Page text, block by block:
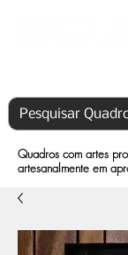
Quadros com artes
artesanalmente em